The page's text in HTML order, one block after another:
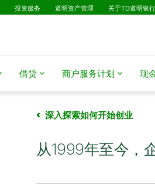
投资服务 道明资产管理 关于TD道明银行
借贷 商户服务计划 现
深入探索如何开始创业
从1999年至今，